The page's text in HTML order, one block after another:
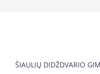
ŠIAULIŲ DIDŽDVARIO